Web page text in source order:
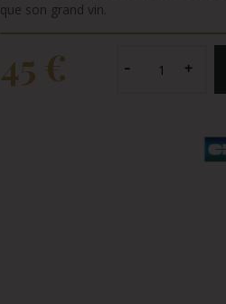
que son grand vin.
45 €